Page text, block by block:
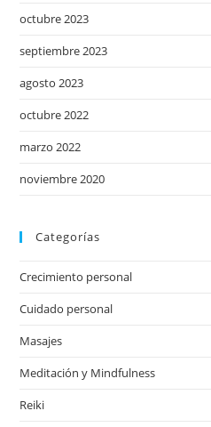
octubre 2023
septiembre 2023
agosto 2023
octubre 2022
marzo 2022
noviembre 2020
Categorías
Crecimiento personal
Cuidado personal
Masajes
Meditación y Mindfulness
Reiki